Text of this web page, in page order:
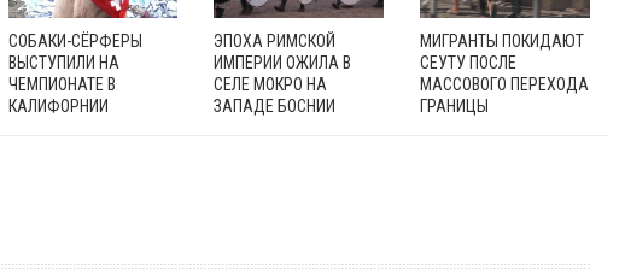
СОБАКИ-СЁРФЕРЫ
ВЫСТУПИЛИ НА
ЧЕМПИОНАТЕ В
КАЛИФОРНИИ
ЭПОХА РИМСКОЙ
ИМПЕРИИ ОЖИЛА В
СЕЛЕ МОКРО НА
ЗАПАДЕ БОСНИИ
МИГРАНТЫ ПОКИДАЮТ
СЕУТУ ПОСЛЕ
МАССОВОГО ПЕРЕХОДА
ГРАНИЦЫ